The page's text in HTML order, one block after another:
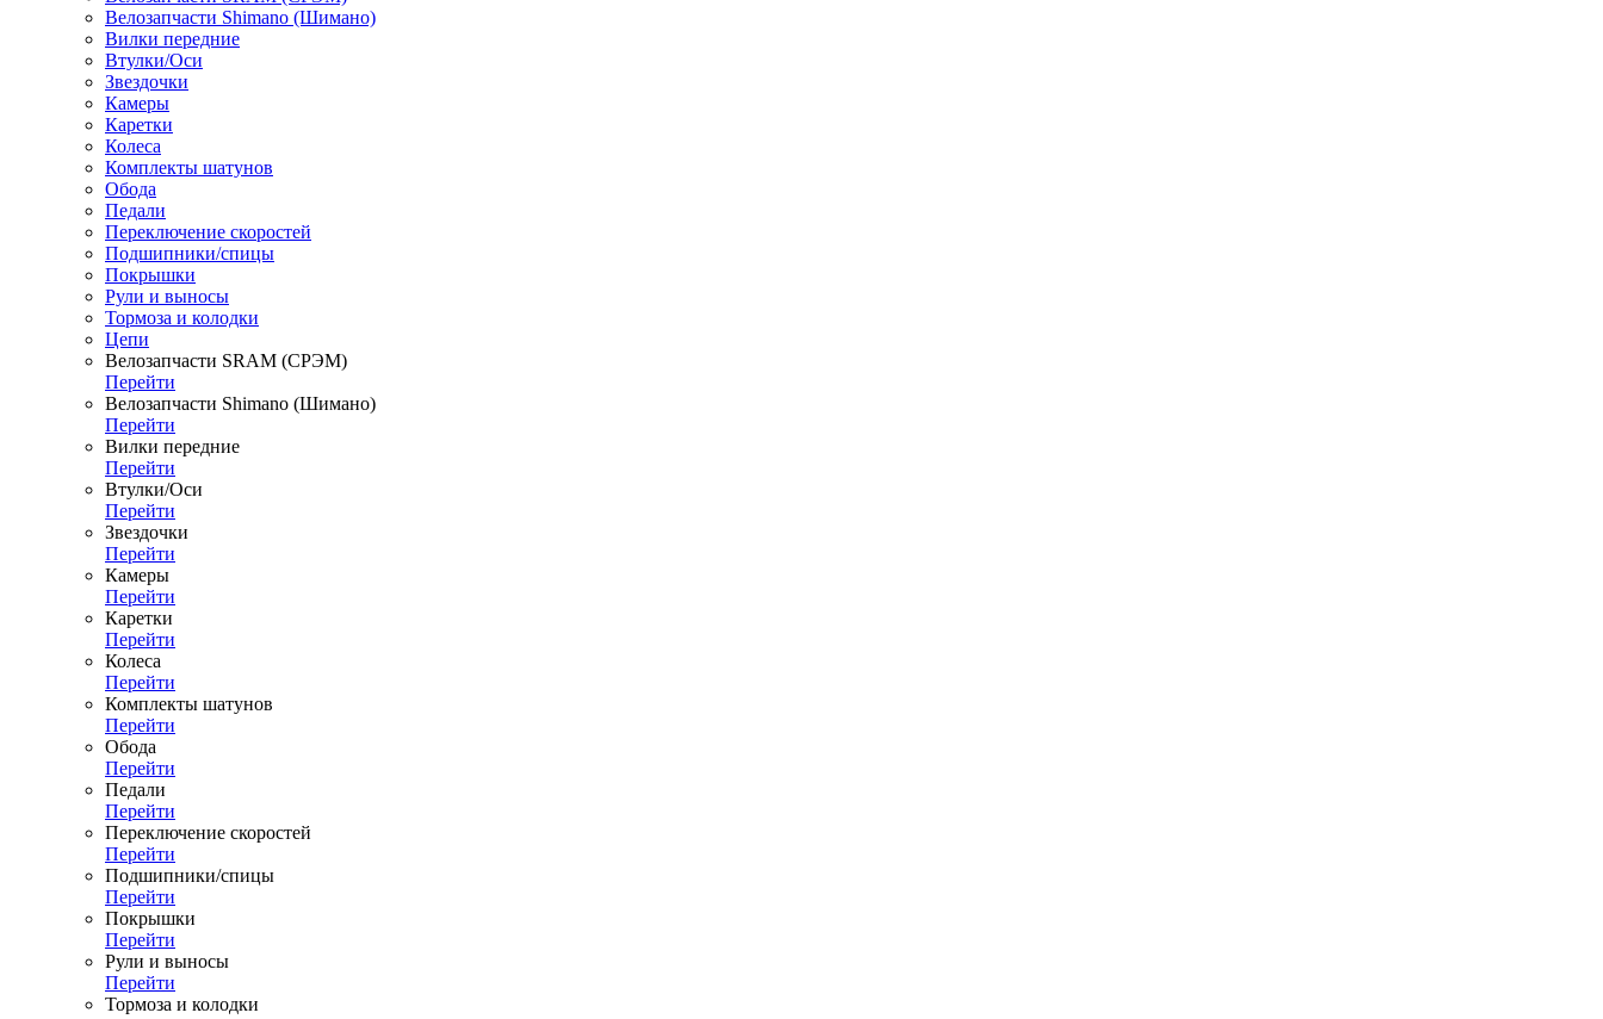
Велозапчасти Shimano (Шимано)
Вилки передние
Втулки/Оси
Звездочки
Камеры
Каретки
Колеса
Комплекты шатунов
Обода
Педали
Переключение скоростей
Подшипники/спицы
Покрышки
Рули и выносы
Тормоза и колодки
Цепи
Велозапчасти SRAM (СРЭМ)
Перейти
Велозапчасти Shimano (Шимано)
Перейти
Вилки передние
Перейти
Втулки/Оси
Перейти
Звездочки
Перейти
Камеры
Перейти
Каретки
Перейти
Колеса
Перейти
Комплекты шатунов
Перейти
Обода
Перейти
Педали
Перейти
Переключение скоростей
Перейти
Подшипники/спицы
Перейти
Покрышки
Перейти
Рули и выносы
Перейти
Тормоза и колодки